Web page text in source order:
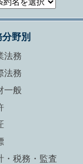
野別
法務
法務
一般
・税務・監査